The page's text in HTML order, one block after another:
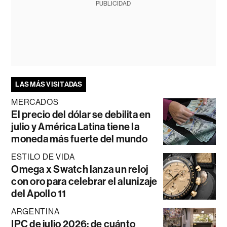
PUBLICIDAD
LAS MÁS VISITADAS
MERCADOS
El precio del dólar se debilita en
julio y América Latina tiene la
moneda más fuerte del mundo
ESTILO DE VIDA
Omega x Swatch lanza un reloj
con oro para celebrar el alunizaje
del Apollo 11
ARGENTINA
IPC de julio 2026: de cuánto